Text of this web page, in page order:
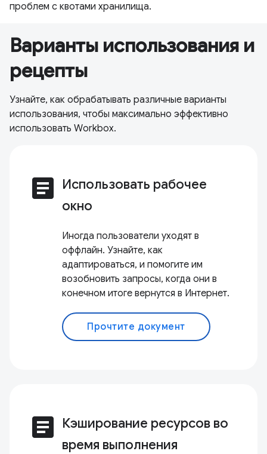
проблем с квотами хранилища.
Варианты использования и
рецепты
Узнайте, как обрабатывать различные варианты
использования, чтобы максимально эффективно
использовать Workbox.
article Использовать рабочее
окно
Иногда пользователи уходят в
оффлайн. Узнайте, как
адаптироваться, и помогите им
возобновить запросы, когда они в
конечном итоге вернутся в Интернет.
Прочтите документ
article Кэширование ресурсов во
время выполнения